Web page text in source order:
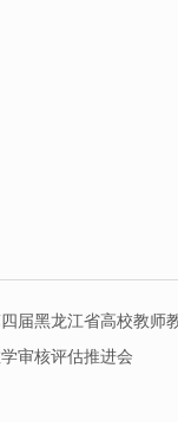
届黑龙江省高校教师
审核评估推进会